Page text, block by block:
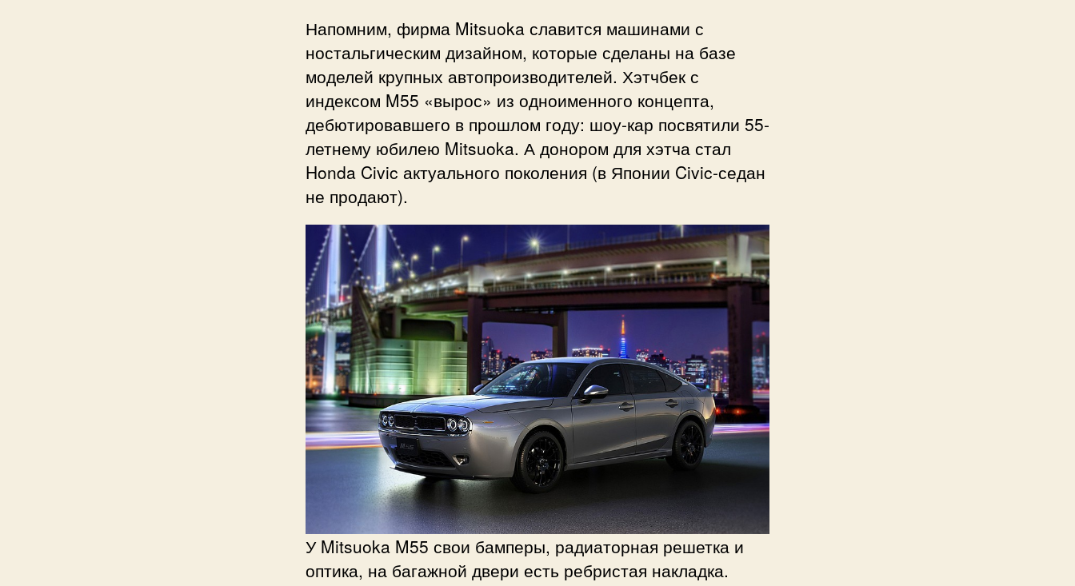
Напомним, фирма Mitsuoka славится машинами с
ностальгическим дизайном, которые сделаны на базе
моделей крупных автопроизводителей. Хэтчбек с
индексом M55 «вырос» из одноименного концепта,
дебютировавшего в прошлом году: шоу-кар посвятили 55-
летнему юбилею Mitsuoka. А донором для хэтча стал
Honda Civic актуального поколения (в Японии Civic-седан
не продают).
У Mitsuoka M55 свои бамперы, радиаторная решетка и
оптика, на багажной двери есть ребристая накладка.